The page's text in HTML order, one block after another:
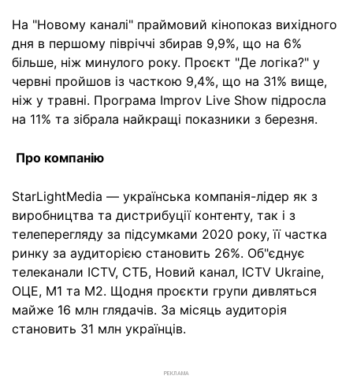
На "Новому каналі" праймовий кінопоказ вихідного
дня в першому півріччі збирав 9,9%, що на 6%
більше, ніж минулого року. Проєкт "Де логіка?" у
червні пройшов із часткою 9,4%, що на 31% вище,
ніж у травні. Програма Improv Live Show підросла
на 11% та зібрала найкращі показники з березня.
Про компанію
StarLightMedia — українська компанія-лідер як з
виробництва та дистрибуції контенту, так і з
телеперегляду за підсумками 2020 року, її частка
ринку за аудиторією становить 26%. Об"єднує
телеканали ICTV, СТБ, Новий канал, ICTV Ukraine,
ОЦЕ, М1 та М2. Щодня проєкти групи дивляться
майже 16 млн глядачів. За місяць аудиторія
становить 31 млн українців.
РЕКЛАМА